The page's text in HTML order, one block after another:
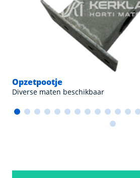
Opzetpootje
Diverse maten beschikbaar